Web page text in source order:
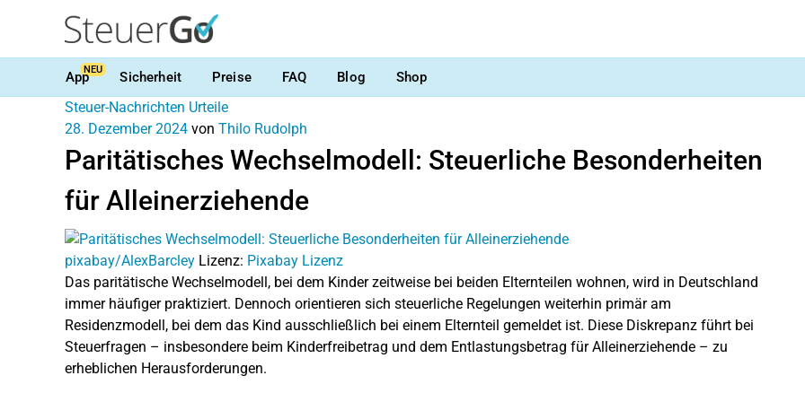
AppNEU Sicherheit Preise FAQ Blog Shop
Steuer-Nachrichten Urteile
28. Dezember 2024 von Thilo Rudolph
Paritätisches Wechselmodell: Steuerliche Besonderheiten
für Alleinerziehende
pixabay/AlexBarcley Lizenz: Pixabay Lizenz
Das paritätische Wechselmodell, bei dem Kinder zeitweise bei beiden Elternteilen wohnen, wird in Deutschland
immer häufiger praktiziert. Dennoch orientieren sich steuerliche Regelungen weiterhin primär am
Residenzmodell, bei dem das Kind ausschließlich bei einem Elternteil gemeldet ist. Diese Diskrepanz führt bei
Steuerfragen – insbesondere beim Kinderfreibetrag und dem Entlastungsbetrag für Alleinerziehende – zu
erheblichen Herausforderungen.